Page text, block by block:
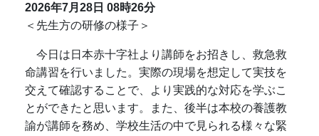
2026年7月28日 08時26分
＜先生方の研修の様子＞
今日は日本赤十字社より講師をお招きし、救急救
命講習を行いました。実際の現場を想定して実技を
交えて確認することで、より実践的な対応を学ぶこ
とができたと思います。また、後半は本校の養護教
諭が講師を務め、学校生活の中で見られる様々な緊